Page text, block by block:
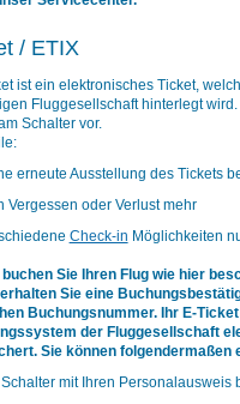
/ ETIX
ist ein elektronisches Ticket,
Fluggesellschaft hinterlegt
Schalter vor.
erneute Ausstellung des Tickets
Vergessen oder Verlust mehr
Check-in Möglichkeiten
Sie Ihren Flug wie hier
Sie eine
Buchungsnummer. Ihr E-
der Fluggesellschaft
Sie können folgendermaßen
mit Ihren Personalausweis